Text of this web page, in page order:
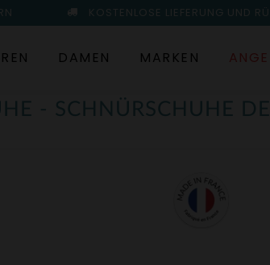
KOSTENLOSE LIEFERUNG UND
DAMEN MARKEN
- SCHNÜRSCHUHE